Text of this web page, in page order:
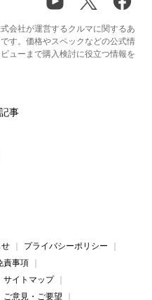
会社が運営するクルマに関するあ
す。価格やスペックなどの公式情
ューまで購入検討に役立つ情報を
事
せ
プライバシーポリシー
責事項
サイトマップ
ご意見・ご要望